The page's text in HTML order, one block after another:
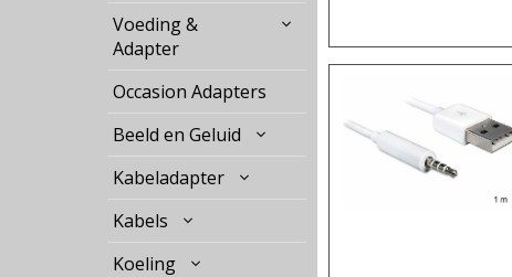
Voeding &
Adapter
Occasion Adapters
Beeld en Geluid
Kabeladapter
Kabels
Koeling